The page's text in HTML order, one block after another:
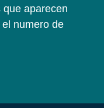
aparecen
numero de